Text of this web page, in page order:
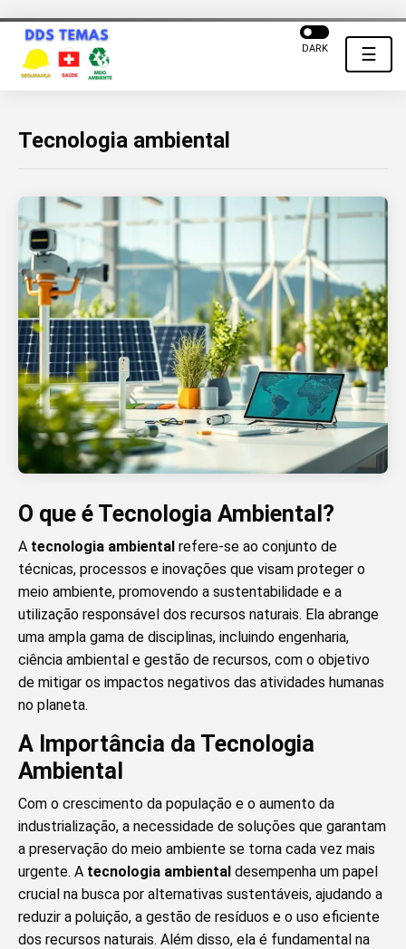
☰
DARK
Tecnologia ambiental
O que é Tecnologia Ambiental?
A tecnologia ambiental refere-se ao conjunto de
técnicas, processos e inovações que visam proteger o
meio ambiente, promovendo a sustentabilidade e a
utilização responsável dos recursos naturais. Ela abrange
uma ampla gama de disciplinas, incluindo engenharia,
ciência ambiental e gestão de recursos, com o objetivo
de mitigar os impactos negativos das atividades humanas
no planeta.
A Importância da Tecnologia
Ambiental
Com o crescimento da população e o aumento da
industrialização, a necessidade de soluções que garantam
a preservação do meio ambiente se torna cada vez mais
urgente. A tecnologia ambiental desempenha um papel
crucial na busca por alternativas sustentáveis, ajudando a
reduzir a poluição, a gestão de resíduos e o uso eficiente
dos recursos naturais. Além disso, ela é fundamental na